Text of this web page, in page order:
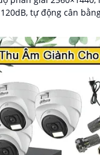
tự động cân
ánh sáng ấm và
hiện con người,